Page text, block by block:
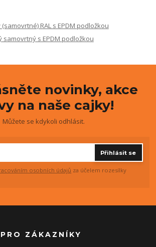
RAL s EPDM podložkou
s EPDM podložkou
novinky, akce
na naše cajky!
Můžete se kdykoli odhlásit.
Přihlásit se
osobních údajů za účelem rozesílky
ZÁKAZNÍKY